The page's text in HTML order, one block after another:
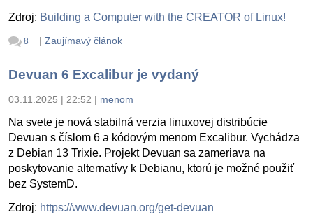
Zdroj: Building a Computer with the CREATOR of Linux!
8 | Zaujímavý článok
Devuan 6 Excalibur je vydaný
03.11.2025 | 22:52 | menom
Na svete je nová stabilná verzia linuxovej distribúcie
Devuan s číslom 6 a kódovým menom Excalibur. Vychádza
z Debian 13 Trixie. Projekt Devuan sa zameriava na
poskytovanie alternatívy k Debianu, ktorú je možné použiť
bez SystemD.
Zdroj: https://www.devuan.org/get-devuan